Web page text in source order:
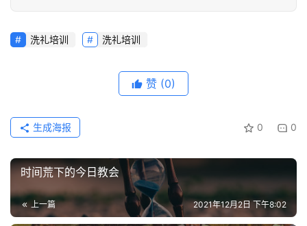
讲
拜
神
研
究
登录 注册
洗礼培训 洗礼培训
赞 (0)
0 0
生成海报
时间荒下的今日教会
上一篇 2021年12月2日 下午8:02